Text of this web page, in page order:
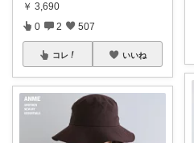
￥ 3,690
0 2 507
コレ いいね